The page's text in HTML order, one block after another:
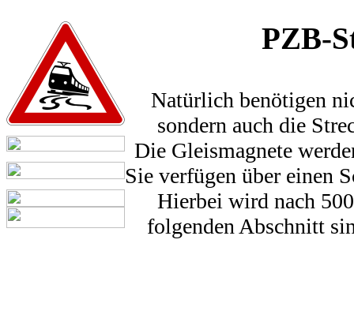
PZB-
Natürlich benötigen
sondern auch die
Die Gleismagnete
Sie verfügen über einen
Hierbei wird nach
folgenden Abschnitt